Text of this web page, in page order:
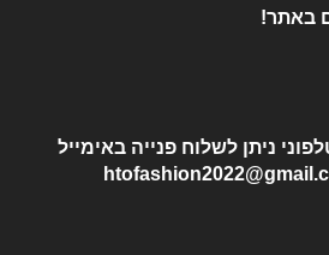
באתר!
ניתן לשלוח פנייה באימייל